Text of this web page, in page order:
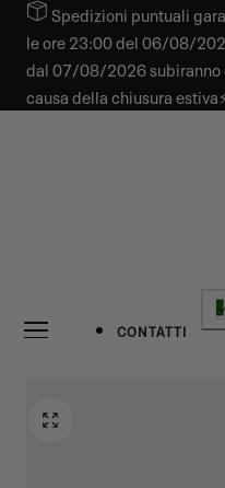
CONTENUTOSpedizioni puntuali
le ore 23:00 del 06/08/
dal 07/08/2026 subiranno
causa della chiusura
CONTATTI